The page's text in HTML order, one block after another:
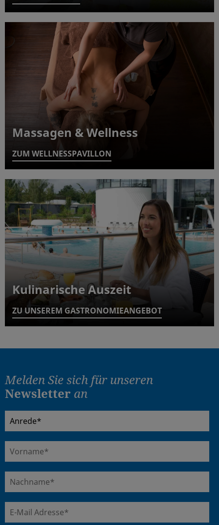
Massagen & Wellness
ZUM WELLNESSPAVILLON
Kulinarische Auszeit
ZU UNSEREM GASTRONOMIEANGEBOT
Melden Sie sich fürunseren
Newsletter an